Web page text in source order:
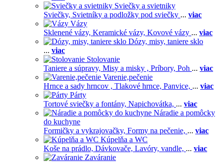
Sviečky a svietniky
Sviečky, Svietníky a podložky pod sviečky ... viac
Vázy
Sklenené vázy, Keramické vázy, Kovové vázy ... viac
Dózy, misy, taniere sklo
... viac
Stolovanie
Taniere a súpravy, Misy a misky , Príbory, Poh ... viac
Varenie,pečenie
Hrnce a sady hrncov , Tlakové hrnce, Panvice, ... viac
Párty
Tortové sviečky a fontány, Napichovátka, ... viac
Náradie a pomôcky
do kuchyne
Formičky a vykrajovačky, Formy na pečenie, ... viac
Kúpelňa a WC
Koše na prádlo, Dávkovače, Lavóry, vandle, ... viac
Zaváranie